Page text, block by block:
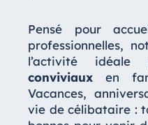
Pensé pour
professionnelles,
l’activité
conviviaux en
Vacances,
vie de célibataire :